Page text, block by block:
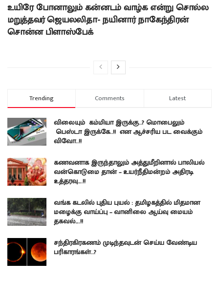
உயிரே போனாலும் கன்னடம் வாழ்க என்று சொல்ல
மறுத்தவர் ஜெயலலிதா- நயினார் நாகேந்திரன்
சொன்ன பிளாஸ்பேக்
Trending Comments Latest
விலையும் கம்மியா இருக்கு..? மொபைலும்
பெஸ்டா இருக்கே..!! என ஆச்சரிய பட வைக்கும்
விவோ..!!
கணவனாக இருந்தாலும் அத்துமீறினால் பாலியல்
வன்கொடுமை தான் – உயர்நீதிமன்றம் அதிரடி
உத்தரவு….!!
வங்க கடலில் புதிய புயல் : தமிழகத்தில் மிதமான
மழைக்கு வாய்ப்பு – வானிலை ஆய்வு மையம்
தகவல்….!!
சந்திரகிரகணம் முடிந்தவுடன் செய்ய வேண்டிய
பரிகாரங்கள்..?